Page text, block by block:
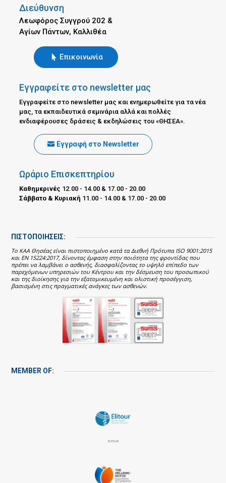
Διεύθυνση
Λεωφόρος Συγγρού 202 &
Αγίων Πάντων, Καλλιθέα
Επικοινωνία
Εγγραφείτε στο newsletter μας
Εγγραφείτε στο newsletter μας και ενημερωθείτε για τα νέα
μας, τα εκπαιδευτικά σεμινάρια αλλά και πολλές
ενδιαφέρουσες δράσεις & εκδηλώσεις του «ΘΗΣΕΑ».
Εγγραφή στο Newsletter
Ωράριο Επισκεπτηρίου
Καθημερινές 12.00 - 14.00 & 17.00 - 20.00
Σάββατο & Κυριακή 11.00 - 14.00 & 17.00 - 20.00
ΠΙΣΤΟΠΟΙΗΣΕΙΣ:
Το ΚΑΑ Θησέας είναι πιστοποιημένο κατά τα Διεθνή Πρότυπα ISO 9001:2015
και EN 15224:2017, δίνοντας έμφαση στην ποιότητα της φροντίδας που
πρέπει να λαμβάνει ο ασθενής, διασφαλίζοντας το υψηλό επίπεδο των
παρεχόμενων υπηρεσιών του Κέντρου και την δέσμευση του προσωπικού
και της διοίκησης για την εξατομικευμένη και ολιστική προσέγγιση,
βασισμένη στις πραγματικές ανάγκες των ασθενών.
MEMBER OF:
ELITOUR